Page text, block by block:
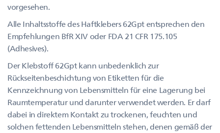
vorgesehen.
Alle Inhaltsstoffe des Haftklebers 62Gpt entsprechen den
Empfehlungen BfR XIV oder FDA 21 CFR 175.105
(Adhesives).
Der Klebstoff 62Gpt kann unbedenklich zur
Rückseitenbeschichtung von Etiketten für die
Kennzeichnung von Lebensmitteln für eine Lagerung bei
Raumtemperatur und darunter verwendet werden. Er darf
dabei in direktem Kontakt zu trockenen, feuchten und
solchen fettenden Lebensmitteln stehen, denen gemäß der